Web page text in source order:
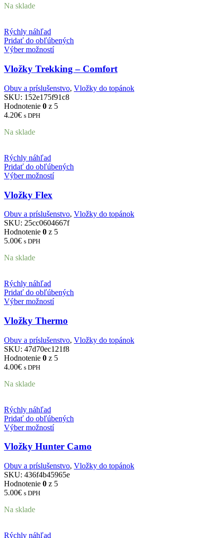
Na sklade
Rýchly náhľad
Pridať do obľúbených
Výber možností
Vložky Trekking – Comfort
Obuv a príslušenstvo, Vložky do topánok
SKU: 152e175f91c8
Hodnotenie 0 z 5
4.20€ s DPH
Na sklade
Rýchly náhľad
Pridať do obľúbených
Výber možností
Vložky Flex
Obuv a príslušenstvo, Vložky do topánok
SKU: 25cc0604667f
Hodnotenie 0 z 5
5.00€ s DPH
Na sklade
Rýchly náhľad
Pridať do obľúbených
Výber možností
Vložky Thermo
Obuv a príslušenstvo, Vložky do topánok
SKU: 47d70ec121f8
Hodnotenie 0 z 5
4.00€ s DPH
Na sklade
Rýchly náhľad
Pridať do obľúbených
Výber možností
Vložky Hunter Camo
Obuv a príslušenstvo, Vložky do topánok
SKU: 436f4b45965e
Hodnotenie 0 z 5
5.00€ s DPH
Na sklade
Rýchly náhľad